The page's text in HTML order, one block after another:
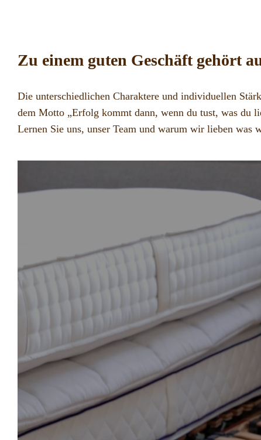
Zu einem guten Geschäft gehört
Die unterschiedlichen Charaktere und individuellen
dem Motto „Erfolg kommt dann, wenn du tust, was du
Lernen Sie uns, unser Team und warum wir lieben was